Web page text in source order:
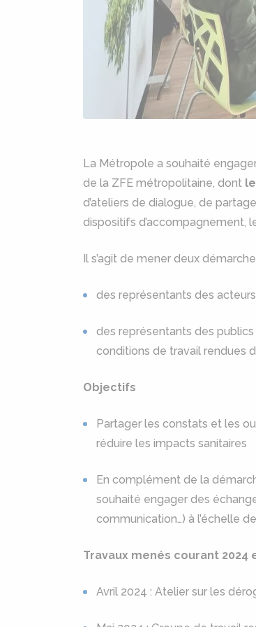
La Métropole a souhaité
de la ZFE métropolitaine, dont
d’ateliers de dialogue, de
dispositifs d’accompagnement,
Il s’agit de mener deux
des représentants des
des représentants des
conditions de travail rendues
Objectifs
Partager les constats et les
réduire les impacts sanitaires
En complément de la
souhaité engager des
communication…) à l’échelle
Travaux menés courant 2024
Avril 2024 : Atelier sur les